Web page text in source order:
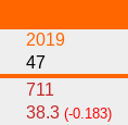
2019
47
711
38.3 (-0.183)